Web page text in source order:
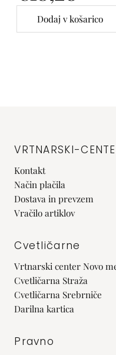
VRTNARSKI-
Kontakt
Način plačila
Dostava in prevzem
Vračilo artiklov
Cvetličarne
Vrtnarski center Novo
Cvetličarna Straža
Cvetličarna Srebrniče
Darilna kartica
Pravno